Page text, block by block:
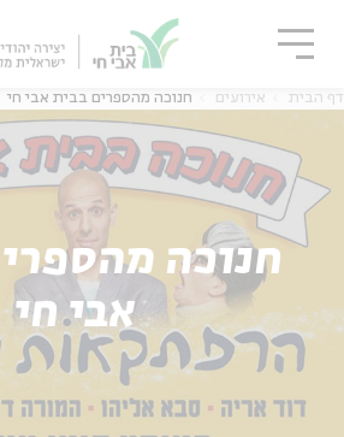
דף הבית אירועים חנוכה מהספרים בבית אבי חי
חנוכה
אבי חי
סגור